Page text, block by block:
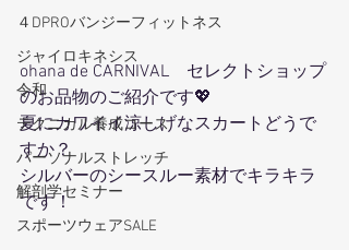
４DPROバンジーフィットネス
ジャイロキネシス
令和
テクニカル養成コース
パーソナルストレッチ
解剖学セミナー
スポーツウェアSALE
ohana de CARNIVAL　セレクトショップ
のお品物のご紹介です💖
夏にカワイイ涼しげなスカートどうで
すか？
シルバーのシースルー素材でキラキラ
です！